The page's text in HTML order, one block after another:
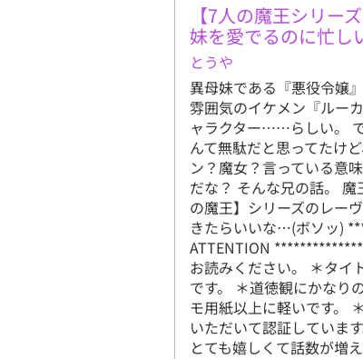
【7人の魔王シリ
妹を愛でるのに忙し
とうや
異母妹である『悪役令嬢
雰囲気のイケメン『ルー
ャラクター……らしい。
んて無駄だと思ってたけ
ン？魔女？言っている意
だな？ そんな兄の話。
の魔王】シリーズのレー
きたらいいな…(ボ
ATTENTION
お読みください。 ＊タ
です。 ＊道徳観にかなり
モ用紙以上に軽いです。
いただいて認証していま
とても嬉しくて話数が増